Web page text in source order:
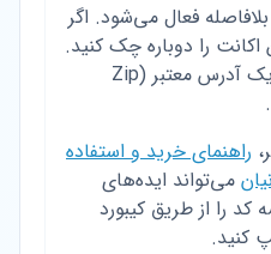
فعال می‌شود. اگر
را دوباره چک کنید.
گاهی اوقات نیاز است که یک آدرس معتبر (Zip
راهنمای خرید و استفاده
می‌تواند ایده‌های
را از طریق کیبورد
کنید.